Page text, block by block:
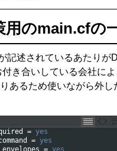
用のmain.cfの
記述されているあたりが
き合いしている会社に
りあるため使いながら外
= yes
= yes
= yes